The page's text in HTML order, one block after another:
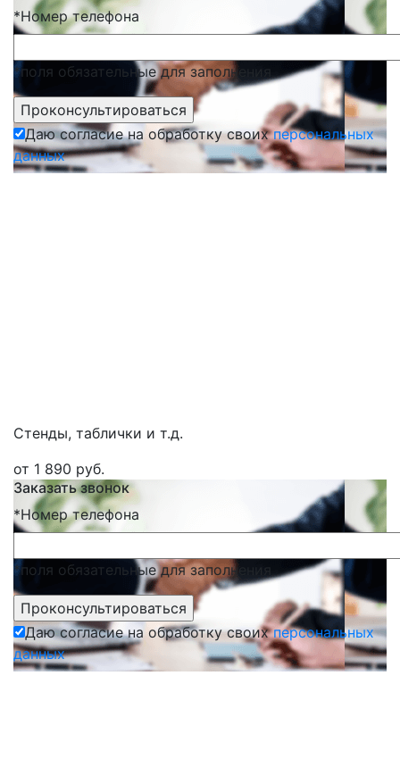
*Номер телефона
*поля обязательные для заполнения
Даю согласие на обработку своихперсональных
данных
Стенды, таблички и т.д.
от 1 890 руб.
Заказать звонок
*Номер телефона
*поля обязательные для заполнения
Даю согласие на обработку своихперсональных
данных